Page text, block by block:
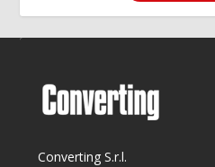
Converting S.r.l.